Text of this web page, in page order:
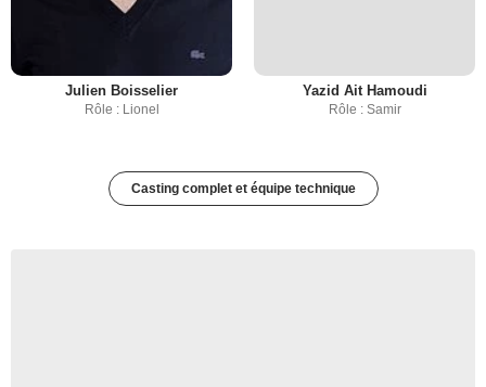
Julien Boisselier
Rôle : Lionel
Yazid Ait Hamoudi
Rôle : Samir
Casting complet et équipe technique